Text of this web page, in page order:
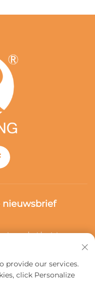
nieuwsbrief
het laatste
provide our services.
click Personalize